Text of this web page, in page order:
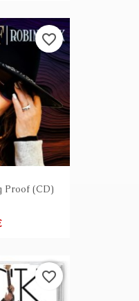
Proof (CD)
favorite_border
favorite_border